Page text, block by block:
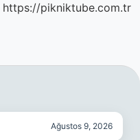
https://pikniktube.com.tr
Ağustos 9, 2026